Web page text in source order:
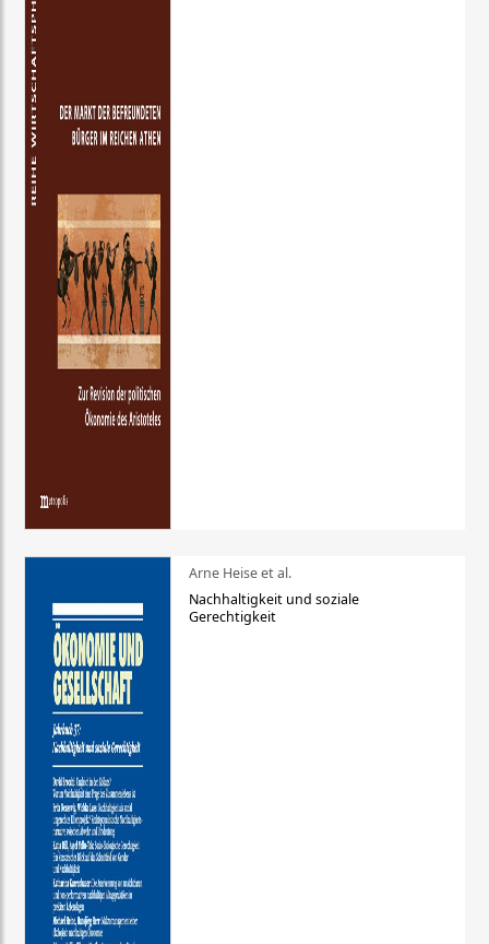
Arne Heise et al.
Nachhaltigkeit und soziale
Gerechtigkeit